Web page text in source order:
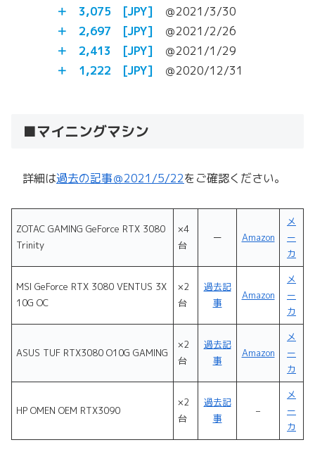
＋ 3,075 [JPY] ＠2021/3/30
＋ 2,697 [JPY] ＠2021/2/26
＋ 2,413 [JPY] ＠2021/1/29
＋ 1,222 [JPY] ＠2020/12/31
■マイニングマシン
詳細は過去の記事＠2021/5/22をご確認ください。
ZOTAC GAMING GeForce RTX 3080
Trinity
×4
台
ー Amazon
メ
ー
カ
MSI GeForce RTX 3080 VENTUS 3X
10G OC
×2
台
過去記
事
Amazon
メ
ー
カ
ASUS TUF RTX3080 O10G GAMING
×2
台
過去記
事
Amazon
メ
ー
カ
HP OMEN OEM RTX3090
×2
台
過去記
事
–
メ
ー
カ